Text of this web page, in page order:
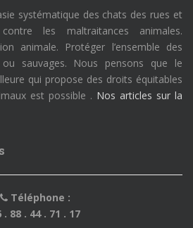
systématique des chats des rues et
les maltraitances animales.
animale. Protéger l’ensemble des
ou sauvages. Nous pensons que le
qui propose des droits équitables
est possible . Nos articles sur la
Téléphone :
. 88 . 44 . 71 . 17